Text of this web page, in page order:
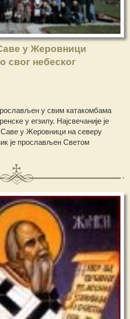
у Жеровници
свог небеског
у свим катакомбама
у егзилу. Најсвечаније је
у Жеровници на северу
је прослављен Светом